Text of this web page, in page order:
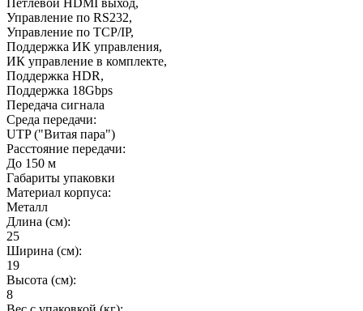
Петлевой HDMI выход,
Управление по RS232,
Управление по TCP/IP,
Поддержка ИК управления,
ИК управление в комплекте,
Поддержка HDR,
Поддержка 18Gbps
Передача сигнала
Среда передачи:
UTP ("Витая пара")
Расстояние передачи:
До 150 м
Габариты упаковки
Материал корпуса:
Металл
Длина (см):
25
Ширина (см):
19
Высота (см):
8